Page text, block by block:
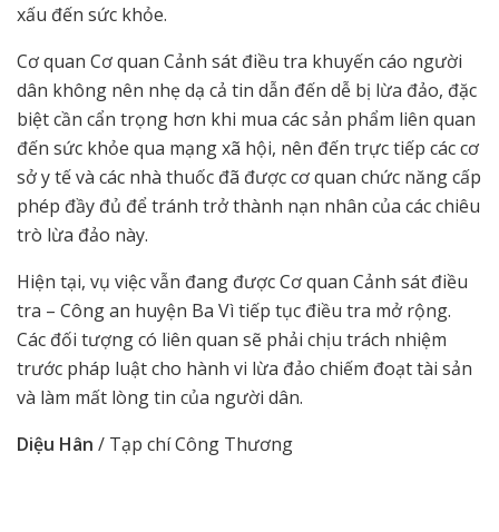
xấu đến sức khỏe.
Cơ quan Cơ quan Cảnh sát điều tra khuyến cáo người
dân không nên nhẹ dạ cả tin dẫn đến dễ bị lừa đảo, đặc
biệt cần cẩn trọng hơn khi mua các sản phẩm liên quan
đến sức khỏe qua mạng xã hội, nên đến trực tiếp các cơ
sở y tế và các nhà thuốc đã được cơ quan chức năng cấp
phép đầy đủ để tránh trở thành nạn nhân của các chiêu
trò lừa đảo này.
Hiện tại, vụ việc vẫn đang được Cơ quan Cảnh sát điều
tra – Công an huyện Ba Vì tiếp tục điều tra mở rộng.
Các đối tượng có liên quan sẽ phải chịu trách nhiệm
trước pháp luật cho hành vi lừa đảo chiếm đoạt tài sản
và làm mất lòng tin của người dân.
Diệu Hân / Tạp chí Công Thương